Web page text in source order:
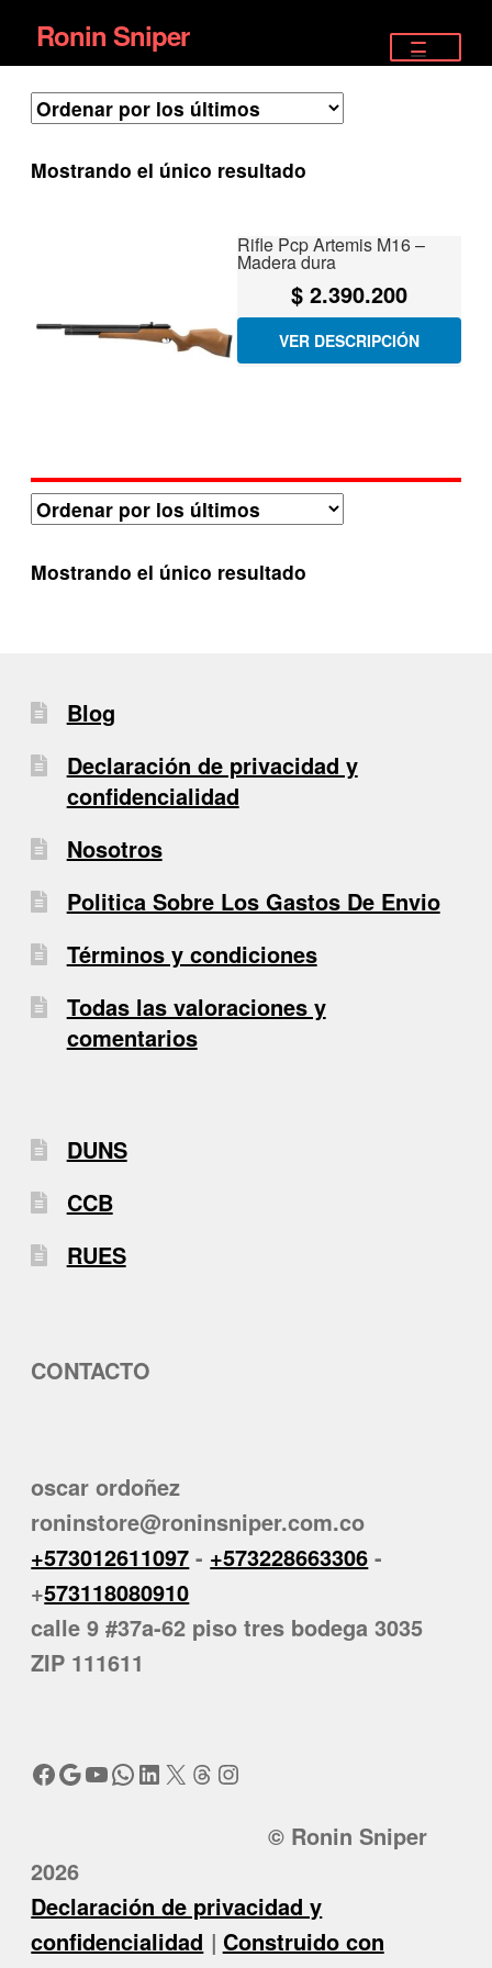
Ir
a
la
Ir
al
contenido
Ronin Sniper
PISTOLAS
Mostrando el único resultado
Rifle Pcp Artemis M16 –
Madera dura
$2.390.200
VER DESCRIPCIÓN
Mostrando el único resultado
Blog
Declaración de privacidad y
confidencialidad
Nosotros
Politica Sobre Los Gastos De Envio
Términos y condiciones
Todas las valoraciones y
comentarios
DUNS
CCB
RUES
CONTACTO
oscar ordoñez
roninstore@roninsniper.com.co
+573012611097 - +573228663306 -
+573118080910
calle 9 #37a-62 piso tres bodega 3035
ZIP 111611
Facebook
Google
YouTube
WhatsApp
LinkedIn
X Threads
Instagram
© Ronin Sniper
2026
Declaración de privacidad y
confidencialidad
Construido con